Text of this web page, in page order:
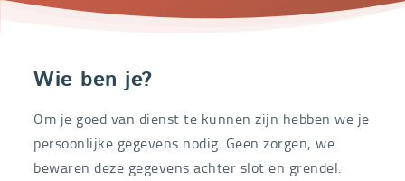
Wie ben je?
Om je goed van dienst te kunnen zijn hebben we je
persoonlijke gegevens nodig. Geen zorgen, we
bewaren deze gegevens achter slot en grendel.